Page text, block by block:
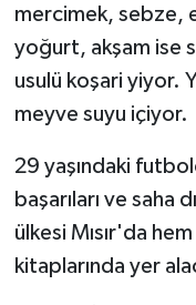
mercimek, sebze,
yoğurt, akşam ise
usulü koşari yiyor.
meyve suyu içiyor.
29 yaşındaki
başarıları ve saha
ülkesi Mısır'da
kitaplarında yer